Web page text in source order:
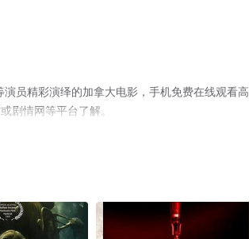
员精彩演绎的加拿大电影，手机免费在线观看高
剧情网等平台了解。